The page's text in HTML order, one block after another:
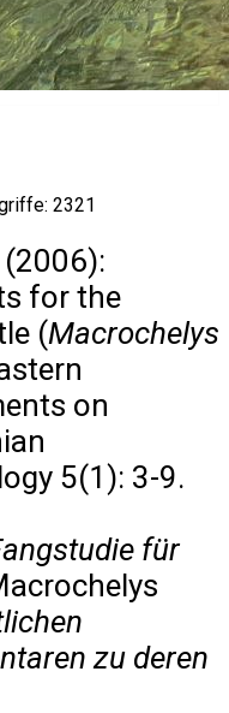
2321
(2006):
for the
(Macrochelys
on
5(1): 3-9.
für
zu deren